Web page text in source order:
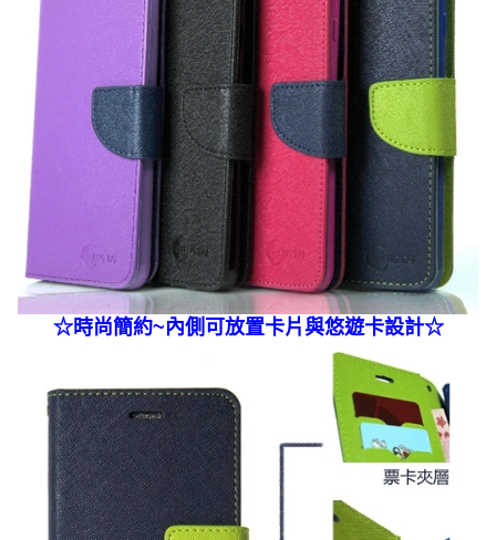
☆時尚簡約~內側可放置卡片與悠遊卡設計☆